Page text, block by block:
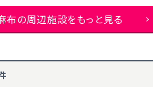
布の周辺施設をもっと見る